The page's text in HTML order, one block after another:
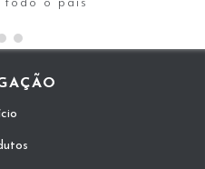
todo o país